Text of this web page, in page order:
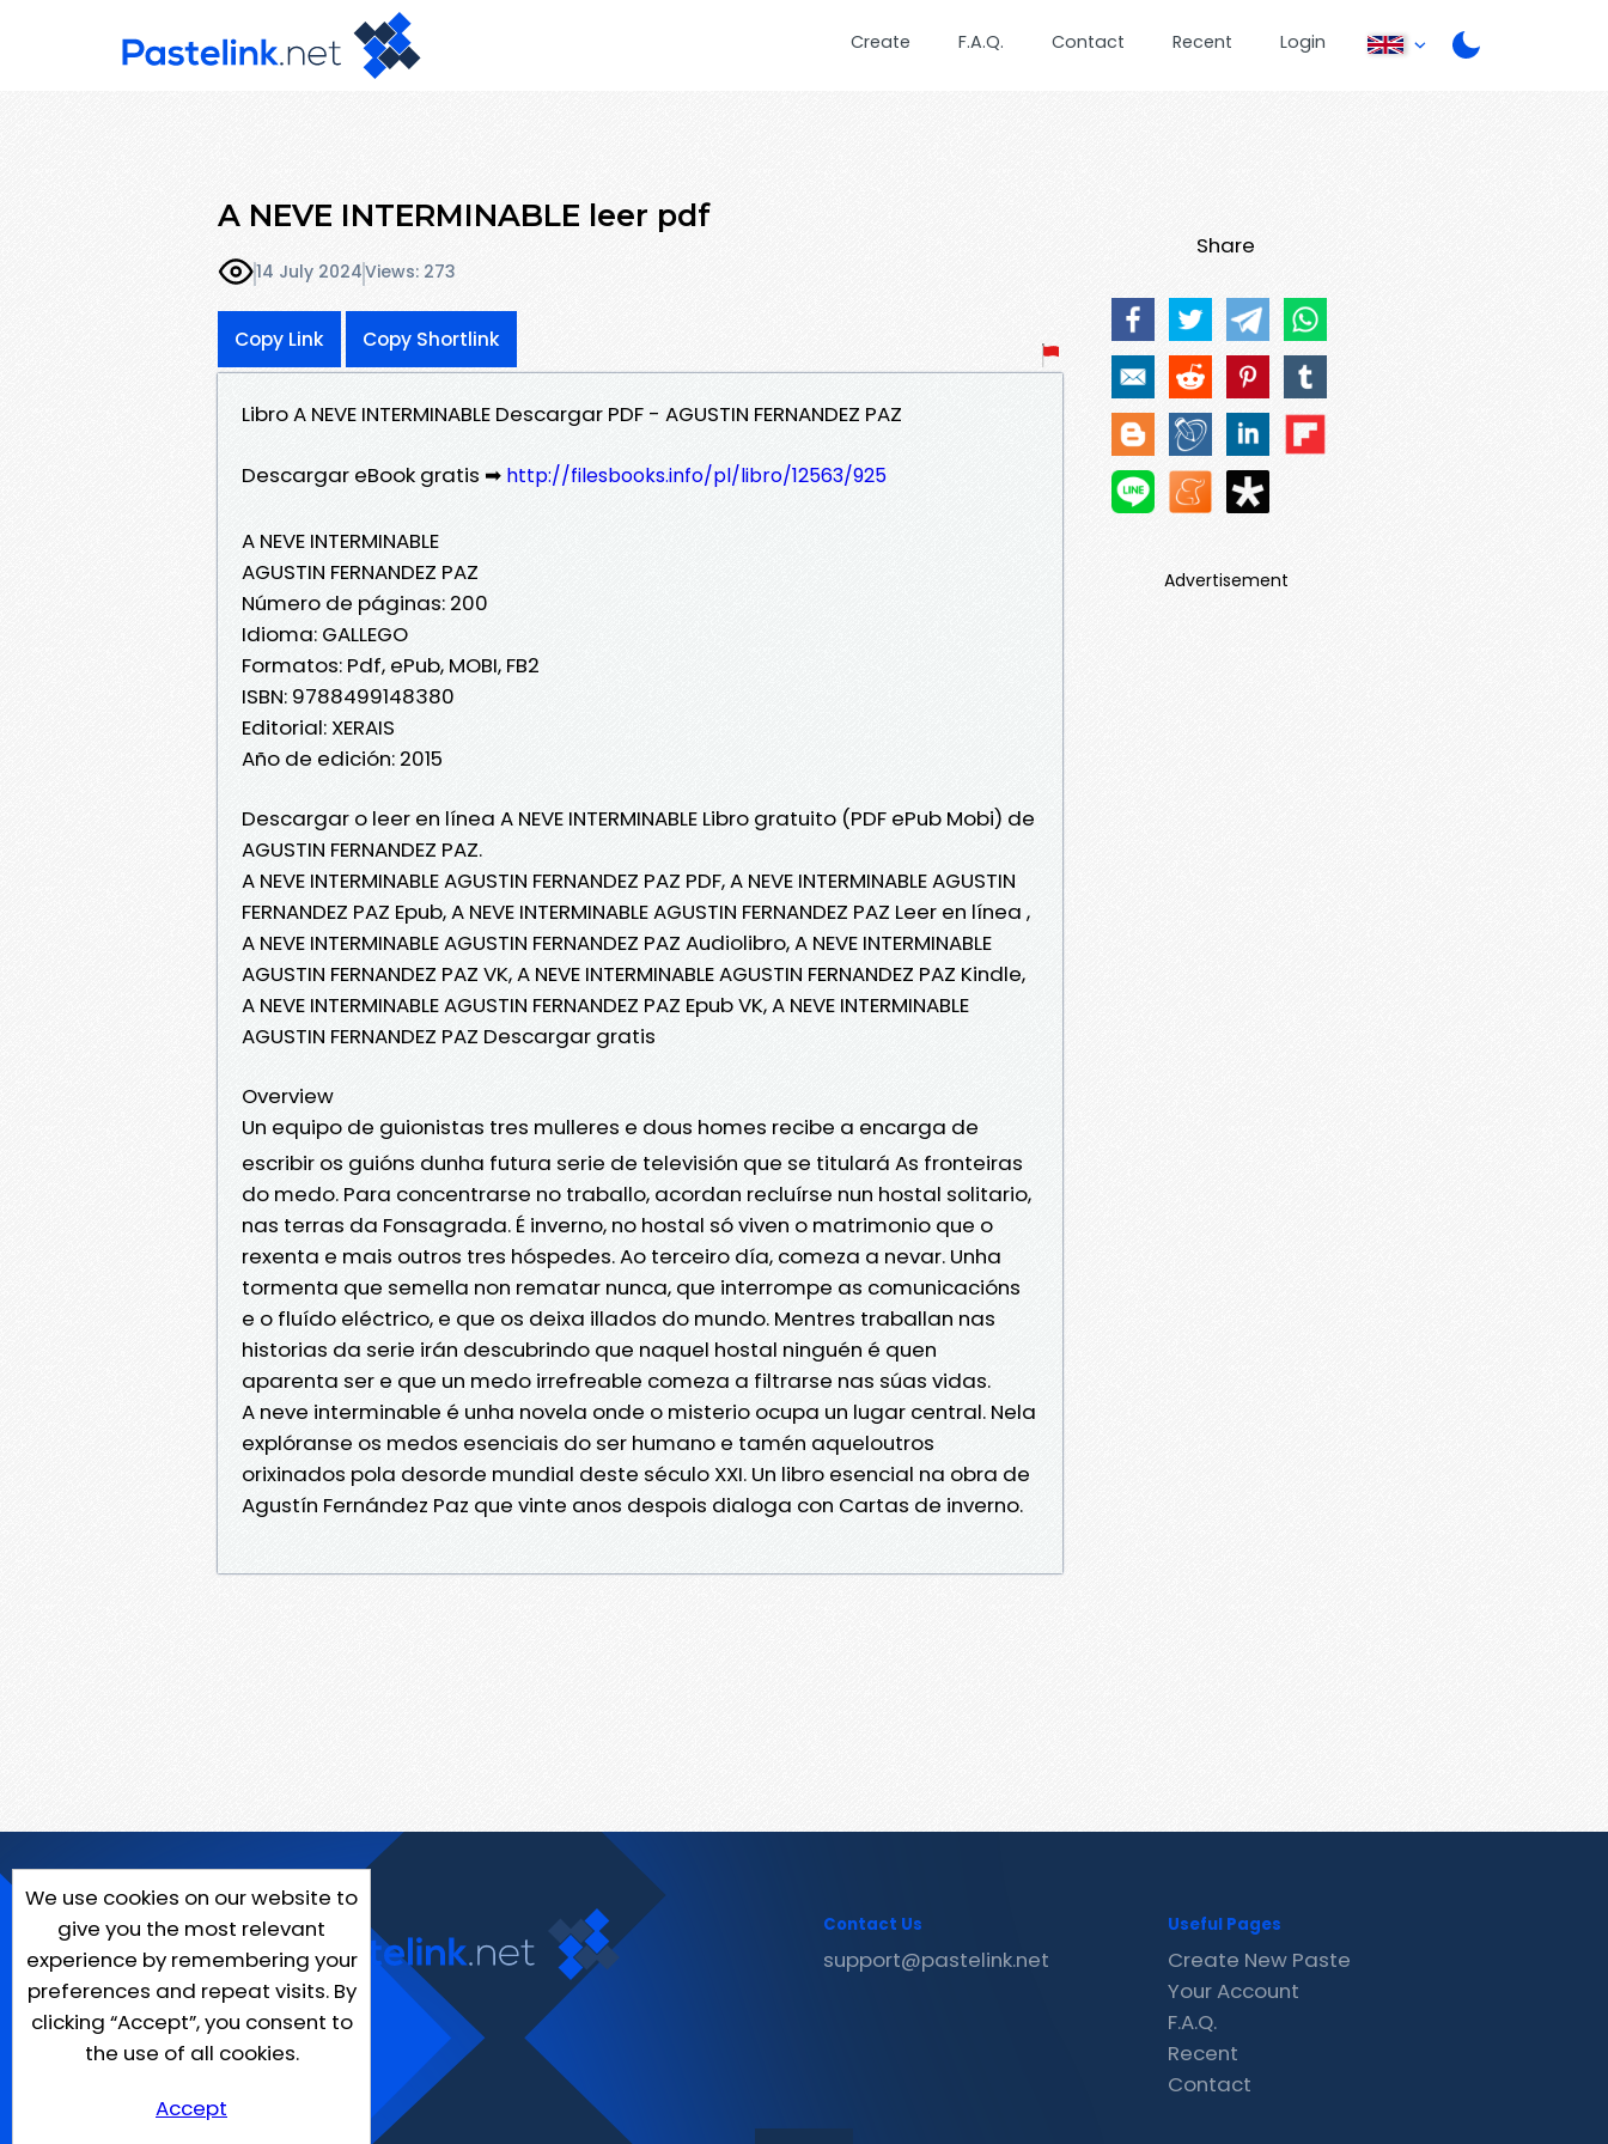
Create F.A.Q. Contact Recent Login
A NEVE INTERMINABLE leer pdf
14 July 2024Views: 273
Copy Link Copy Shortlink
Libro A NEVE INTERMINABLE Descargar PDF - AGUSTIN FERNANDEZ PAZ
Descargar eBook gratis ➡ http://filesbooks.info/pl/libro/12563/925
A NEVE INTERMINABLE
AGUSTIN FERNANDEZ PAZ
Número de páginas: 200
Idioma: GALLEGO
Formatos: Pdf, ePub, MOBI, FB2
ISBN: 9788499148380
Editorial: XERAIS
Año de edición: 2015
Descargar o leer en línea A NEVE INTERMINABLE Libro gratuito (PDF ePub Mobi) de
AGUSTIN FERNANDEZ PAZ.
A NEVE INTERMINABLE AGUSTIN FERNANDEZ PAZ PDF, A NEVE INTERMINABLE AGUSTIN
FERNANDEZ PAZ Epub, A NEVE INTERMINABLE AGUSTIN FERNANDEZ PAZ Leer en línea ,
A NEVE INTERMINABLE AGUSTIN FERNANDEZ PAZ Audiolibro, A NEVE INTERMINABLE
AGUSTIN FERNANDEZ PAZ VK, A NEVE INTERMINABLE AGUSTIN FERNANDEZ PAZ Kindle,
A NEVE INTERMINABLE AGUSTIN FERNANDEZ PAZ Epub VK, A NEVE INTERMINABLE
AGUSTIN FERNANDEZ PAZ Descargar gratis
Overview
Un equipo de guionistas tres mulleres e dous homes recibe a encarga de
escribir os guións dunha futura serie de televisión que se titulará As fronteiras
do medo. Para concentrarse no traballo, acordan recluírse nun hostal solitario,
nas terras da Fonsagrada. É inverno, no hostal só viven o matrimonio que o
rexenta e mais outros tres hóspedes. Ao terceiro día, comeza a nevar. Unha
tormenta que semella non rematar nunca, que interrompe as comunicacións
e o fluído eléctrico, e que os deixa illados do mundo. Mentres traballan nas
historias da serie irán descubrindo que naquel hostal ninguén é quen
aparenta ser e que un medo irrefreable comeza a filtrarse nas súas vidas.
A neve interminable é unha novela onde o misterio ocupa un lugar central. Nela
explóranse os medos esenciais do ser humano e tamén aqueloutros
orixinados pola desorde mundial deste século XXI. Un libro esencial na obra de
Agustín Fernández Paz que vinte anos despois dialoga con Cartas de inverno.
Share
Advertisement
We use cookies on our website to
give you the most relevant
experience by remembering your
preferences and repeat visits. By
clicking “Accept”, you consent to
the use of all cookies.
Accept
Contact Us
support@pastelink.net
Useful Pages
Create New Paste
Your Account
F.A.Q.
Recent
Contact